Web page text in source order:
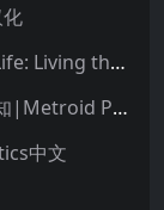
朋友收集：梦想生活|Tomodachi Life: Living the Dream中文
银河战士|密特罗德：究极4穿越未知|Metroid Prime 4: Beyond中文
中文